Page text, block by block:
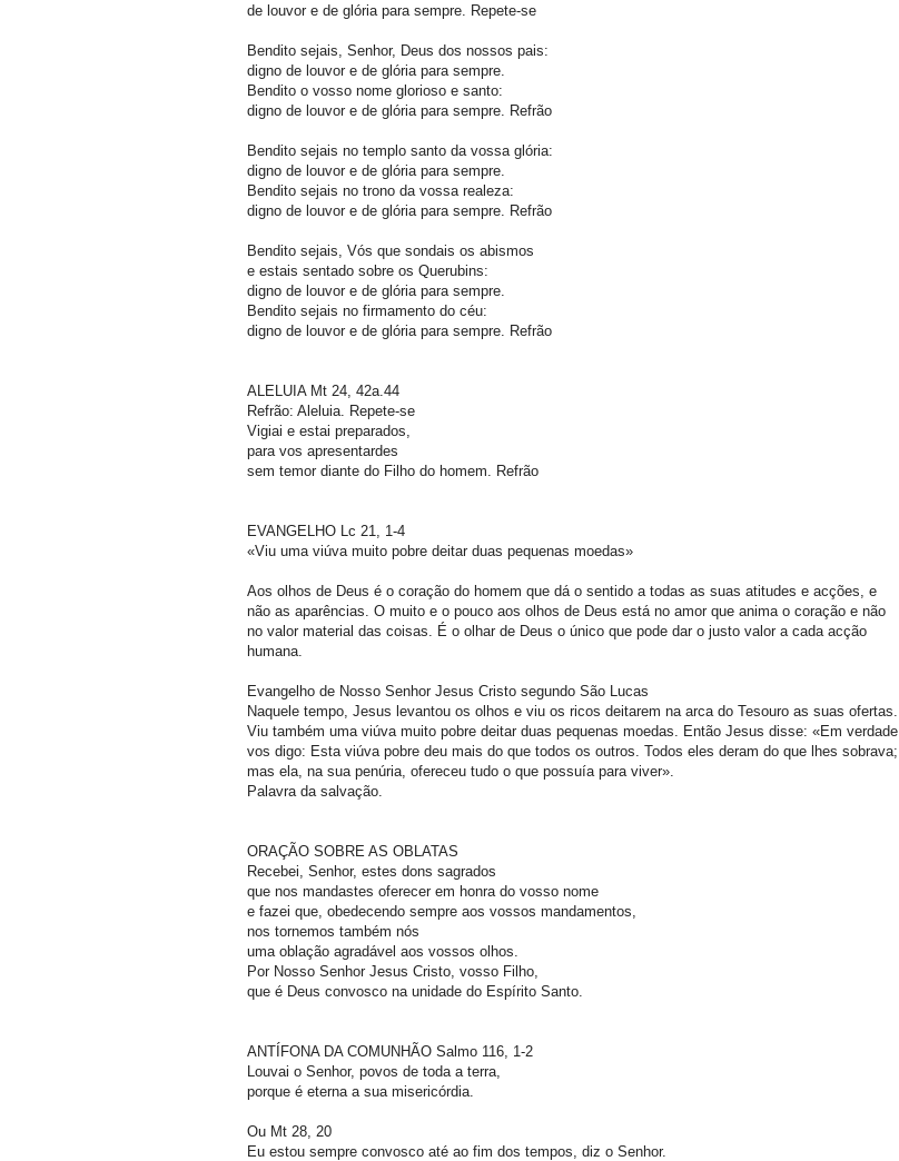
de louvor e de glória para sempre. Repete-se
Bendito sejais, Senhor, Deus dos nossos pais:
digno de louvor e de glória para sempre.
Bendito o vosso nome glorioso e santo:
digno de louvor e de glória para sempre. Refrão
Bendito sejais no templo santo da vossa glória:
digno de louvor e de glória para sempre.
Bendito sejais no trono da vossa realeza:
digno de louvor e de glória para sempre. Refrão
Bendito sejais, Vós que sondais os abismos
e estais sentado sobre os Querubins:
digno de louvor e de glória para sempre.
Bendito sejais no firmamento do céu:
digno de louvor e de glória para sempre. Refrão
ALELUIA Mt 24, 42a.44
Refrão: Aleluia. Repete-se
Vigiai e estai preparados,
para vos apresentardes
sem temor diante do Filho do homem. Refrão
EVANGELHO Lc 21, 1-4
«Viu uma viúva muito pobre deitar duas pequenas moedas»
Aos olhos de Deus é o coração do homem que dá o sentido a todas as suas atitudes e acções, e
não as aparências. O muito e o pouco aos olhos de Deus está no amor que anima o coração e não
no valor material das coisas. É o olhar de Deus o único que pode dar o justo valor a cada acção
humana.
Evangelho de Nosso Senhor Jesus Cristo segundo São Lucas
Naquele tempo, Jesus levantou os olhos e viu os ricos deitarem na arca do Tesouro as suas ofertas.
Viu também uma viúva muito pobre deitar duas pequenas moedas. Então Jesus disse: «Em verdade
vos digo: Esta viúva pobre deu mais do que todos os outros. Todos eles deram do que lhes sobrava;
mas ela, na sua penúria, ofereceu tudo o que possuía para viver».
Palavra da salvação.
ORAÇÃO SOBRE AS OBLATAS
Recebei, Senhor, estes dons sagrados
que nos mandastes oferecer em honra do vosso nome
e fazei que, obedecendo sempre aos vossos mandamentos,
nos tornemos também nós
uma oblação agradável aos vossos olhos.
Por Nosso Senhor Jesus Cristo, vosso Filho,
que é Deus convosco na unidade do Espírito Santo.
ANTÍFONA DA COMUNHÃO Salmo 116, 1-2
Louvai o Senhor, povos de toda a terra,
porque é eterna a sua misericórdia.
Ou Mt 28, 20
Eu estou sempre convosco até ao fim dos tempos, diz o Senhor.